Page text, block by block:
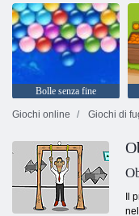
Bolle senza fine
Giochi online
Giochi di
Il